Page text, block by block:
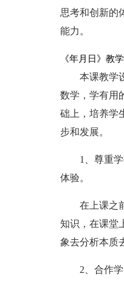
思考和创新的
能力。
《年月日》教
本课教学
数学，学有用
础上，培养学
步和发展。
1、尊重
体验。
在上课之
知识，在课堂
象去分析本质
2、合作